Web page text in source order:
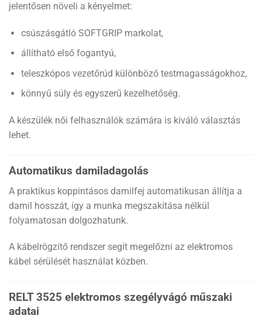
jelentősen növeli a kényelmet:
csúszásgátló SOFTGRIP markolat,
állítható első fogantyú,
teleszkópos vezetőrúd különböző testmagasságokhoz,
könnyű súly és egyszerű kezelhetőség.
A készülék női felhasználók számára is kiváló választás
lehet.
Automatikus damiladagolás
A praktikus koppintásos damilfej automatikusan állítja a
damil hosszát, így a munka megszakítása nélkül
folyamatosan dolgozhatunk.
A kábelrögzítő rendszer segít megelőzni az elektromos
kábel sérülését használat közben.
RELT 3525 elektromos szegélyvágó műszaki
adatai